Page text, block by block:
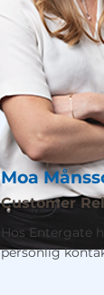
Hos Entergate
personlig
Moa
Customer